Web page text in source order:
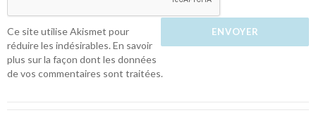
Ce site utilise Akismet pour
réduire les indésirables.En savoir
plus sur la façon dont les données
de vos commentaires sont traitées.